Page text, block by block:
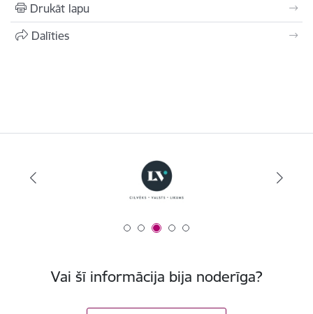
Drukāt lapu
Dalīties
Vai šī informācija bija noderīga?